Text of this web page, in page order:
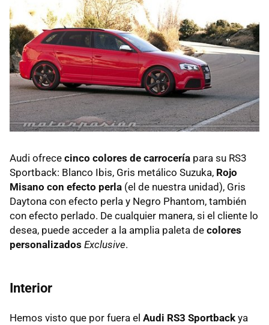
Audi ofrece cinco colores de carrocería para su RS3
Sportback: Blanco Ibis, Gris metálico Suzuka, Rojo
Misano con efecto perla (el de nuestra unidad), Gris
Daytona con efecto perla y Negro Phantom, también
con efecto perlado. De cualquier manera, si el cliente lo
desea, puede acceder a la amplia paleta de colores
personalizados Exclusive.
Interior
Hemos visto que por fuera el Audi RS3 Sportback ya